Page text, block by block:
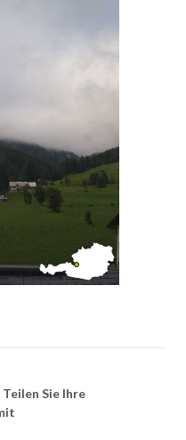
Sie Ihre